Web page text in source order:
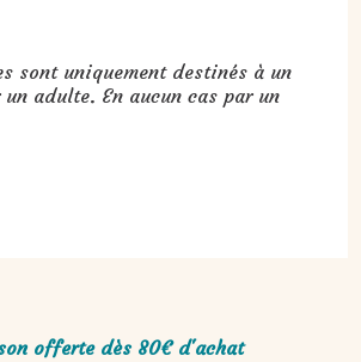
sont uniquement destinés à un
adulte. En aucun cas par un
offerte dès 80€ d'achat